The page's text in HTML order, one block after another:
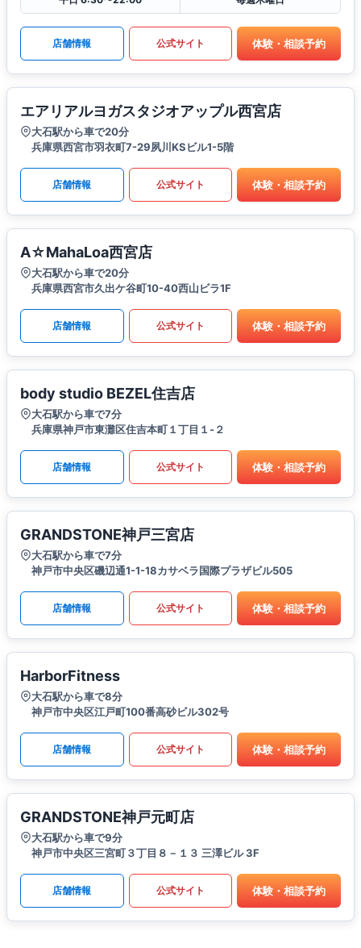
店舗情報 公式サイト 体験・相談予約
エアリアルヨガスタジオアップル西宮店
大石駅から車で20分
兵庫県西宮市羽衣町7-29夙川KSビル1-5階
店舗情報 公式サイト 体験・相談予約
A☆MahaLoa西宮店
大石駅から車で20分
兵庫県西宮市久出ケ谷町10-40西山ビラ1F
店舗情報 公式サイト 体験・相談予約
body studio BEZEL住吉店
大石駅から車で7分
兵庫県神戸市東灘区住吉本町１丁目１-２
店舗情報 公式サイト 体験・相談予約
GRANDSTONE神戸三宮店
大石駅から車で7分
神戸市中央区磯辺通1-1-18カサベラ国際プラザビル505
店舗情報 公式サイト 体験・相談予約
HarborFitness
大石駅から車で8分
神戸市中央区江戸町100番高砂ビル302号
店舗情報 公式サイト 体験・相談予約
GRANDSTONE神戸元町店
大石駅から車で9分
神戸市中央区三宮町３丁目８－１３ 三澤ビル 3F
店舗情報 公式サイト 体験・相談予約